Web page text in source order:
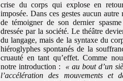
crise du corps qui explose en
imposée. Dans ces gestes aucun
de témoigner de son dernier
dressée par la société. Le théâtre
du langage, mais de la syntaxe du
hiéroglyphes spontanés de la
cruauté en tant qu’effet. Comme
notre introduction : « au bout d’un
l’accélération des mouvements et